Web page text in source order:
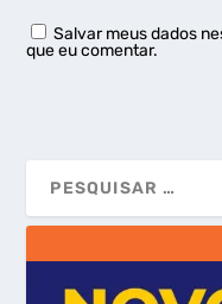
Salvar meus dados
que eu comentar.